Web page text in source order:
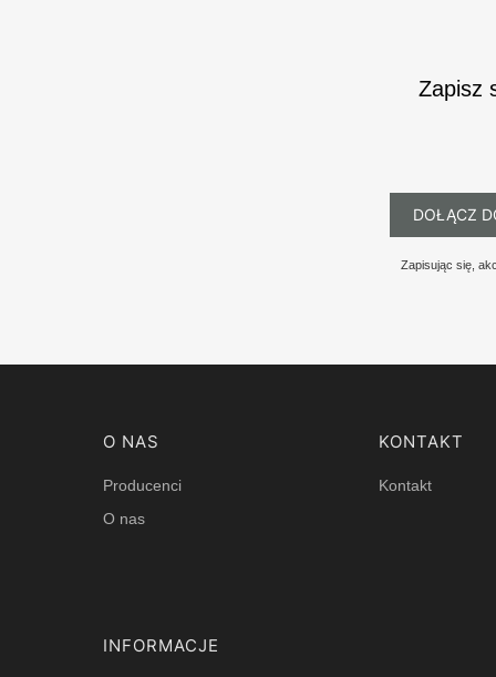
Zapisz
DOŁĄCZ
Zapisując się,
Linki w stopce
O NAS
Producenci
O nas
KONTAKT
Kontakt
INFORMACJE